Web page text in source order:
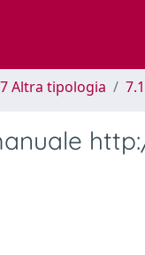
7 Altra tipologia